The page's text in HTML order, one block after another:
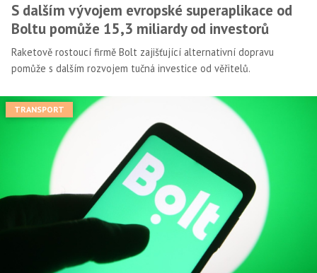
S dalším vývojem evropské superaplikace od
Boltu pomůže 15,3 miliardy od investorů
Raketově rostoucí firmě Bolt zajišťující alternativní dopravu
pomůže s dalším rozvojem tučná investice od věřitelů.
TRANSPORT